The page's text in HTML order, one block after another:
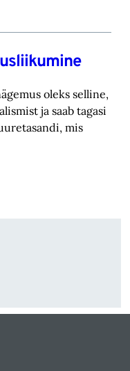
oleks selline,
ja saab tagasi
mis